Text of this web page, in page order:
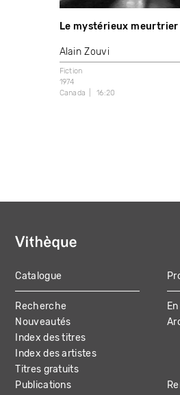
Le mystérieux meurtrier
Alain Zouvi
Fiction
1974
Canada
16:20
MAIN
NAVIGATION
Catalogue
Recherche
Nouveautés
Index des titres
Index des artistes
Titres gratuits
Publications